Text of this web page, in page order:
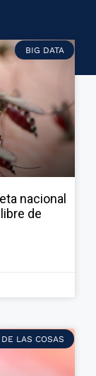
BIG DATA
nacional
de
LAS COSAS